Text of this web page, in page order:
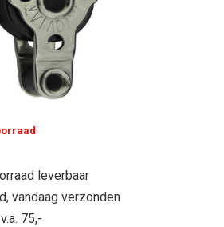
leverbaar
vandaag verzonden
75,-